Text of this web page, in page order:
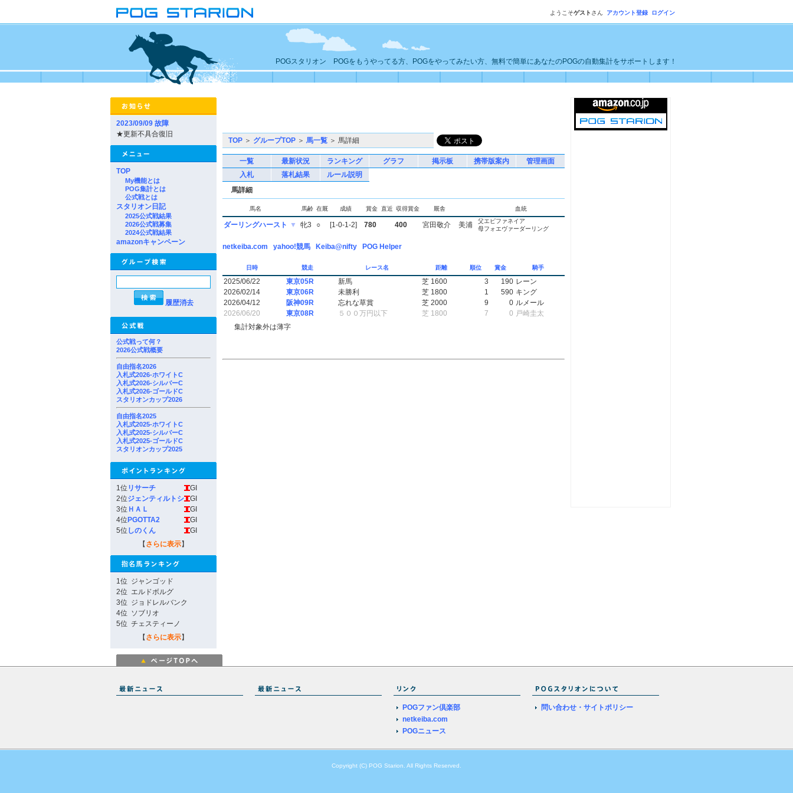
ようこそゲスト さん アカウント登録 ログイン
POGスタリオン POGをもうやってる方、POGをやってみたい方、無料で簡単にあなたのPOGの自動集計をサポートします！
2023/09/09 故障
★更新不具合復旧
TOP
My機能とは
POG集計とは
公式戦とは
スタリオン日記
2025公式戦結果
2026公式戦募集
2024公式戦結果
amazonキャンペーン
履歴消去
公式戦って何？
2026公式戦概要
自由指名2026
入札式2026-ホワイトC
入札式2026-シルバーC
入札式2026-ゴールドC
スタリオンカップ2026
自由指名2025
入札式2025-ホワイトC
入札式2025-シルバーC
入札式2025-ゴールドC
スタリオンカップ2025
1位 リサーチ
GI
2位ジェンティルトシ
GI
3位 ＨＡＬ
GI
4位 PGOTTA2
GI
5位 しのくん
GI
【 さらに表示】
1位 ジャンゴッド
2位 エルドボルグ
3位 ジョドレルバンク
4位 ソブリオ
5位 チェスティーノ
【 さらに表示】
TOP ＞ グループTOP ＞ 馬一覧 ＞ 馬詳細
一覧 最新状況 ランキング グラフ 掲示板 携帯版案内
管理画面
入札
落札結果
ルール説明
馬詳細
馬名 馬齢 在厩 成績 賞金 直近 収得賞金 厩舎 血統
ダーリングハースト ▼ 牝3 ○ [1-0-1-2] 780 400 宮田敬介 美浦
父エピファネイア
母フォエヴァーダーリング
netkeiba.com yahoo!競馬 Keiba@nifty POG Helper
日時 競走 レース名 距離 順位 賞金 騎手
2025/06/22 東京05R 新馬 芝 1600 3 190 レーン
2026/02/14
東京06R 未勝利 芝 1800 1 590 キング
2026/04/12
阪神09R 忘れな草賞 芝 2000 9 0 ルメール
2026/06/20
東京08R ５００万円以下 芝 1800 7 0 戸崎圭太
集計対象外は薄字
POGファン倶楽部
netkeiba.com
POGニュース
問い合わせ・サイトポリシー
Copyright (C) POG Starion. All Rights Reserved.